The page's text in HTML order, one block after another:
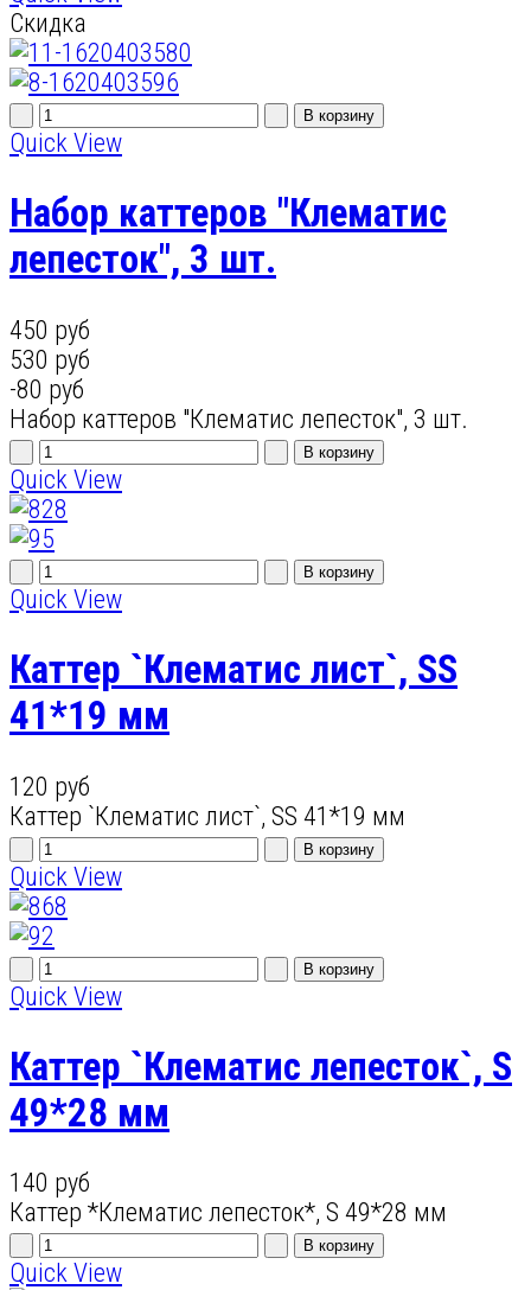
Скидка
Quick View
Набор каттеров "Клематис
лепесток", 3 шт.
450 руб
530 руб
-80 руб
Набор каттеров "Клематис лепесток", 3 шт.
Quick View
Quick View
Каттер `Клематис лист`, SS
41*19 мм
120 руб
Каттер `Клематис лист`, SS 41*19 мм
Quick View
Quick View
Каттер `Клематис лепесток`, S
49*28 мм
140 руб
Каттер *Клематис лепесток*, S 49*28 мм
Quick View